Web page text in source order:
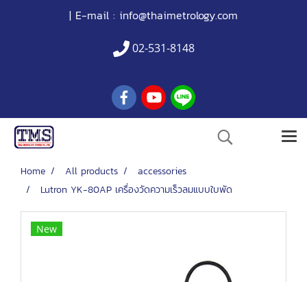
| E-mail : info@thaimetrology.com
02-531-8148
Home All products
accessories
Lutron YK-80AP เครื่องวัดความเร็วลมแบบใบพัด
New